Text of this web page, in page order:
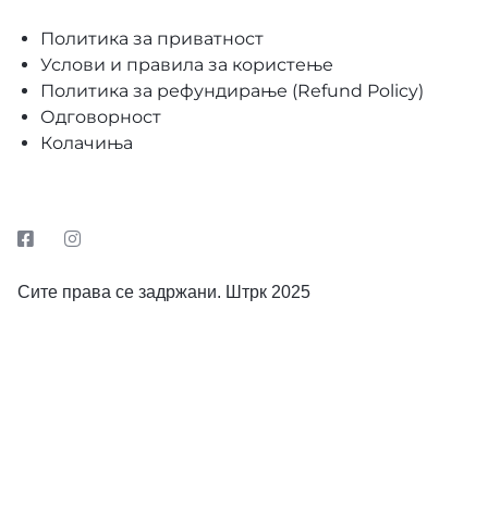
Политика за приватност
Услови и правила за користење
Политика за рефундирање (Refund Policy)
Одговорност
Колачиња
Сите права се задржани. Штрк 2025